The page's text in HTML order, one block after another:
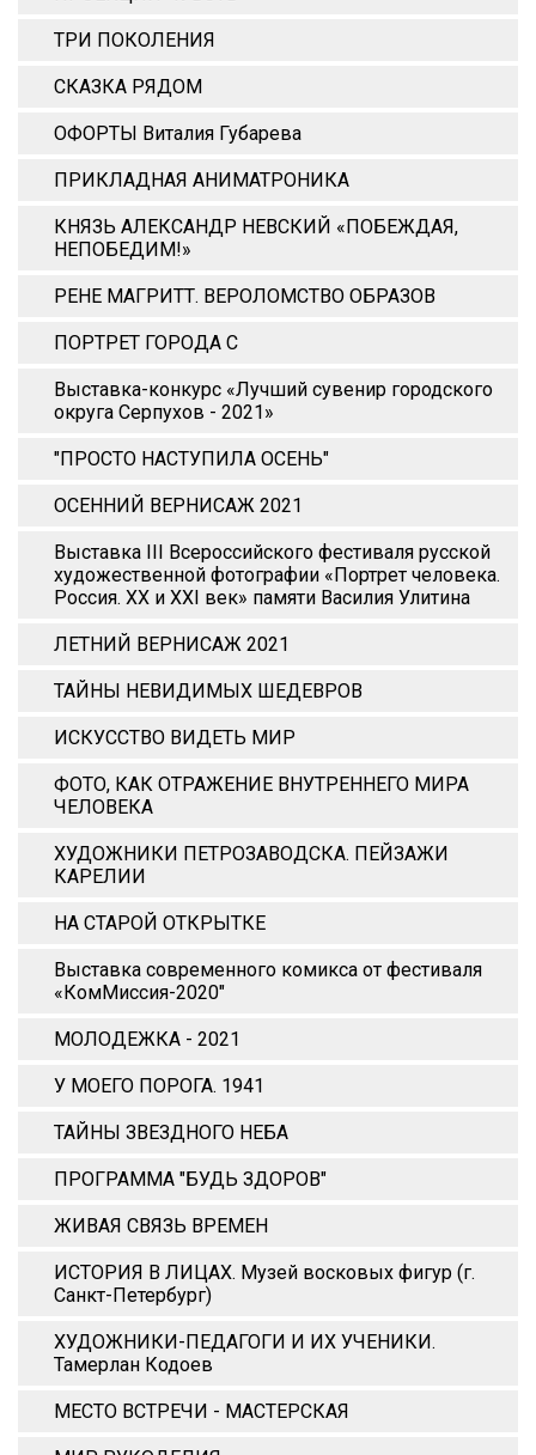
ТРИ ПОКОЛЕНИЯ
СКАЗКА РЯДОМ
ОФОРТЫ Виталия Губарева
ПРИКЛАДНАЯ АНИМАТРОНИКА
КНЯЗЬ АЛЕКСАНДР НЕВСКИЙ «ПОБЕЖДАЯ,
НЕПОБЕДИМ!»
РЕНЕ МАГРИТТ. ВЕРОЛОМСТВО ОБРАЗОВ
ПОРТРЕТ ГОРОДА С
Выставка-конкурс «Лучший сувенир городского
округа Серпухов - 2021»
"ПРОСТО НАСТУПИЛА ОСЕНЬ"
ОСЕННИЙ ВЕРНИСАЖ 2021
Выставка III Всероссийского фестиваля русской
художественной фотографии «Портрет человека.
Россия. XX и XХI век» памяти Василия Улитина
ЛЕТНИЙ ВЕРНИСАЖ 2021
ТАЙНЫ НЕВИДИМЫХ ШЕДЕВРОВ
ИСКУССТВО ВИДЕТЬ МИР
ФОТО, КАК ОТРАЖЕНИЕ ВНУТРЕННЕГО МИРА
ЧЕЛОВЕКА
ХУДОЖНИКИ ПЕТРОЗАВОДСКА. ПЕЙЗАЖИ
КАРЕЛИИ
НА СТАРОЙ ОТКРЫТКЕ
Выставка современного комикса от фестиваля
«КомМиссия-2020"
МОЛОДЕЖКА - 2021
У МОЕГО ПОРОГА. 1941
ТАЙНЫ ЗВЕЗДНОГО НЕБА
ПРОГРАММА "БУДЬ ЗДОРОВ"
ЖИВАЯ СВЯЗЬ ВРЕМЕН
ИСТОРИЯ В ЛИЦАХ. Музей восковых фигур (г.
Санкт-Петербург)
ХУДОЖНИКИ-ПЕДАГОГИ И ИХ УЧЕНИКИ.
Тамерлан Кодоев
МЕСТО ВСТРЕЧИ - МАСТЕРСКАЯ